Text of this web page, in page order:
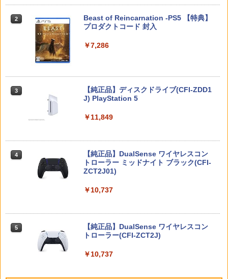
ース キャリングケース 耐衝撃 スイッチ
スイッチ2 Switch Switch2 ケース ポー
endo ニンテンドー スイッチ 可愛い か
ケース セット スイッチ2 保護フィルム
ット 99％ ニンテンドー 任天堂 Switch2
本体 ジョイコン ソフト 収納 保護 カバー
FIRME
【PowerA 公式ストア】パワーエー スリ
ムケース for Nintendo Switch 2 - ダー
クグレー【任天堂公式ライセンス商品】
店
3
【中古】ポケットモンスター バイオレッ
￥2,950
ト Switch2 Switch1 PS4 PS3 PC Stea
m プロコン スイッチ2コントローラー ス
イッチコントローラー pcコントローラ
トローラー Bluetooth 背面ボタン TUR
【中古】Super Smash Bros. Ultimate f
2 スプラトゥーン レイダース -Switch2
3 Nintendo Switch 2(日本語・国内専用)
4
ニンテンドープリペイド番号 9000円|オ
ンラインコード版
ンラインコード版
2
Beast of Reincarnation -PS5 【特典】
プロダクトコード 封入
￥7,286
3
【純正品】ディスクドライブ(CFI-ZDD1
J) PlayStation 5
￥11,849
4
【純正品】DualSense ワイヤレスコン
トローラー ミッドナイト ブラック(CFI-
ZCT2J01)
￥10,737
5
【純正品】DualSense ワイヤレスコン
トローラー(CFI-ZCT2J)
￥10,737